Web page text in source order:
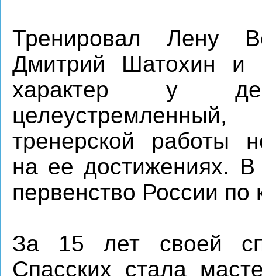
Тренировал Лену
Дмитрий Шатохин и
характер у
целеустремленный,
тренерской работы
на ее достижениях.
первенство России по
За 15 лет своей
Спасских стала